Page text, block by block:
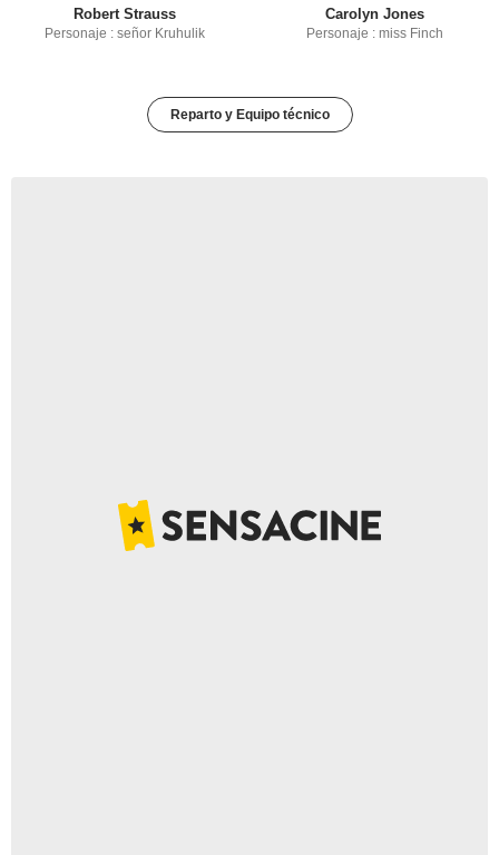
Robert Strauss
Personaje : señor Kruhulik
Carolyn Jones
Personaje : miss Finch
Reparto y Equipo técnico